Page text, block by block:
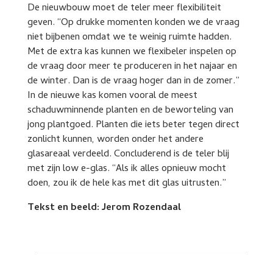
De nieuwbouw moet de teler meer flexibiliteit
geven. “Op drukke momenten konden we de vraag
niet bijbenen omdat we te weinig ruimte hadden.
Met de extra kas kunnen we flexibeler inspelen op
de vraag door meer te produceren in het najaar en
de winter. Dan is de vraag hoger dan in de zomer.”
In de nieuwe kas komen vooral de meest
schaduwminnende planten en de beworteling van
jong plantgoed. Planten die iets beter tegen direct
zonlicht kunnen, worden onder het andere
glasareaal verdeeld. Concluderend is de teler blij
met zijn low e-glas. “Als ik alles opnieuw mocht
doen, zou ik de hele kas met dit glas uitrusten.”
Tekst en beeld: Jerom Rozendaal